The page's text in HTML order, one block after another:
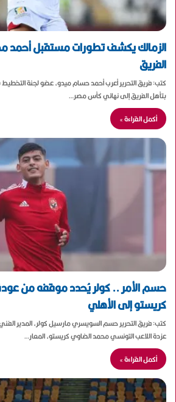
الزمالك يكشف تطورات مستقبل
الفريق
كتب: فريق التحرير أعرب أحمد حسام ميدو، عضو لجنة
بتأهل الفريق إلى نهائي كأس مصر…
أكمل القراءة »
حسم الأمر .. كولر يُحدد موقفه من
كريستو إلى الأهلي
كتب: فريق التحرير حسم السويسري مارسيل كولر، المدير
عزدة اللاعب التونسي محمد الضاوي كريستو، المعار…
أكمل القراءة »